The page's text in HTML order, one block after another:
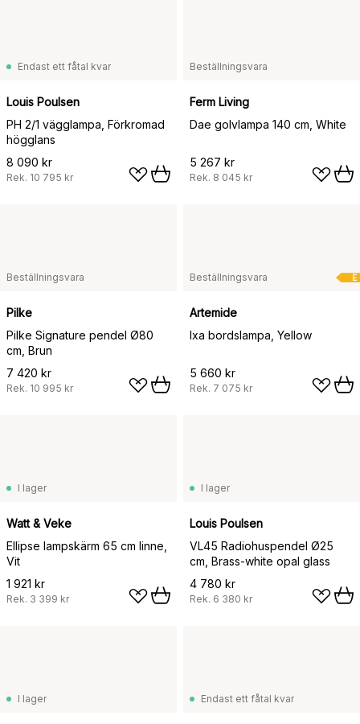
Endast ett fåtal kvar
Louis Poulsen
PH 2/1 vägglampa, Förkromad
högglans
8 090 kr
Rek. 10 795 kr
Beställningsvara
Ferm Living
Dae golvlampa 140 cm, White
5 267 kr
Rek. 8 045 kr
Beställningsvara
Pilke
Pilke Signature pendel Ø80
cm, Brun
7 420 kr
Rek. 10 995 kr
E
Beställningsvara
Artemide
Ixa bordslampa, Yellow
5 660 kr
Rek. 7 075 kr
I lager
Watt & Veke
Ellipse lampskärm 65 cm linne,
Vit
1 921 kr
Rek. 3 399 kr
I lager
Louis Poulsen
VL45 Radiohuspendel Ø25
cm, Brass-white opal glass
4 780 kr
Rek. 6 380 kr
I lager Endast ett fåtal kvar